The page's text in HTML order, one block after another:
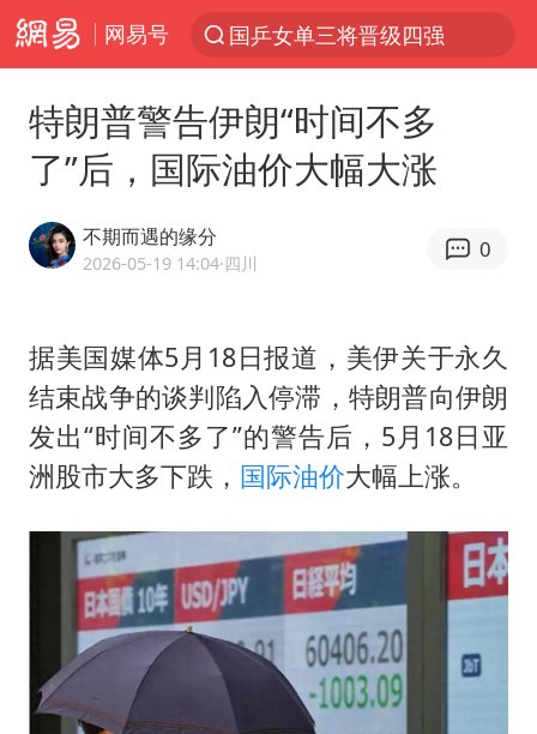
网易号
国乒女单三将晋级四强
央视新主播李秋莹孙亚鹏亮相
大V：马科斯把路走绝了
白海豚将正面袭击贯穿浙江
购飞机票7分钟后退票被扣2022元
杭州全市有序停课
陈思诚零点晒照为佟丽娅庆生
夏日经济乘“热”而上 消费市场向“新”而行
特朗普警告伊朗“时间不多
了”后，国际油价大幅大涨
不期而遇的缘分
2026-05-19 14:04·四川
0
据美国媒体5月18日报道，美伊关于永久
结束战争的谈判陷入停滞，特朗普向伊朗
发出“时间不多了”的警告后，5月18日亚
洲股市大多下跌， 国际油价大幅上涨。